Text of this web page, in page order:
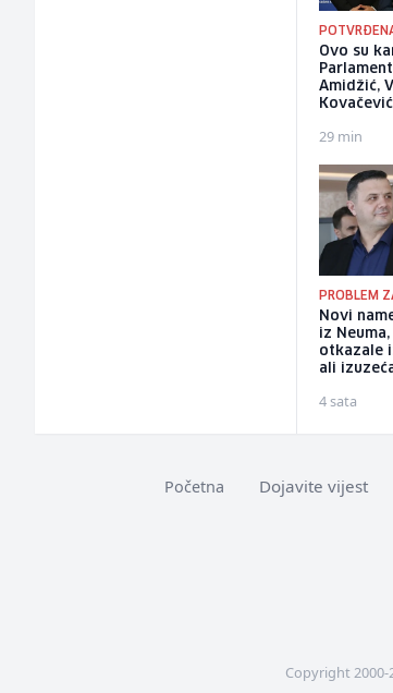
Ovo su
Amidžić,
Kovačević
29 min
PROBLEM
Novi
iz
otkazale
ali
4 sata
Početna Dojavite vijest
Copyright 2000-